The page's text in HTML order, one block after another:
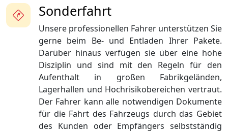
Sonderfahrt
Unsere professionellen Fahrer unterstützen Sie
gerne beim Be- und Entladen Ihrer Pakete.
Darüber hinaus verfügen sie über eine hohe
Disziplin und sind mit den Regeln für den
Aufenthalt in großen Fabrikgeländen,
Lagerhallen und Hochrisikobereichen vertraut.
Der Fahrer kann alle notwendigen Dokumente
für die Fahrt des Fahrzeugs durch das Gebiet
des Kunden oder Empfängers selbstständig